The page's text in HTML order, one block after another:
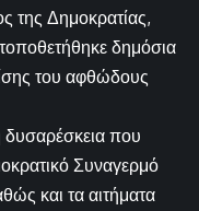
της Δημοκρατίας,
δημόσια
του αφθώδους
δυσαρέσκεια που
Συναγερμό
και τα αιτήματα